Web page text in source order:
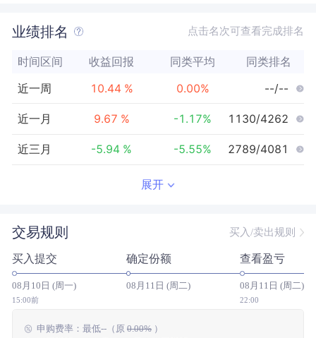
业绩排名 点击名次可查看完成排名
时间区间 收益回报 同类平均 同类排名
近一周 10.44 % 0.00% --/--
近一月 9.67 % -1.17% 1130/4262
近三月 -5.94 % -5.55% 2789/4081
近三年 209/1789
近五年 -- 0.00% --/--
今年以来 1687/3837
成立以来 86.79%
展开
交易规则 买入/卖出规则
买入提交
08月10日 (周一)
15:00前
确定份额
08月11日 (周二)
查看盈亏
08月11日 (周二)
22:00
申购费率： 最低--（原 0.00%）